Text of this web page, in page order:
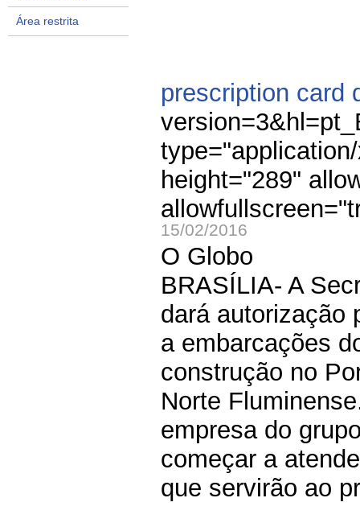
Área restrita
prescription card
height="289"
15/02/2016
O Globo
BRASÍLIA- A
dará autorização
a embarcações
construção no
Norte
empresa do
começar a
que servirão ao